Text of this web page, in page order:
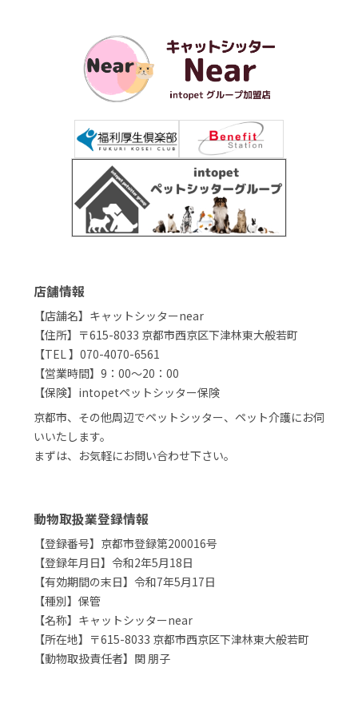
店舗情報
【店舗名】キャットシッターnear
【住所】〒615-8033 京都市西京区下津林東大般若町
【TEL 】070-4070-6561
【営業時間】9：00～20：00
【保険】intopetペットシッター保険
京都市、その他周辺でペットシッター、ペット介護にお伺
いいたします。
まずは、お気軽にお問い合わせ下さい。
動物取扱業登録情報
【登録番号】京都市登録第200016号
【登録年月日】令和2年5月18日
【有効期間の末日】令和7年5月17日
【種別】保管
【名称】キャットシッターnear
【所在地】〒615-8033 京都市西京区下津林東大般若町
【動物取扱責任者】関 朋子